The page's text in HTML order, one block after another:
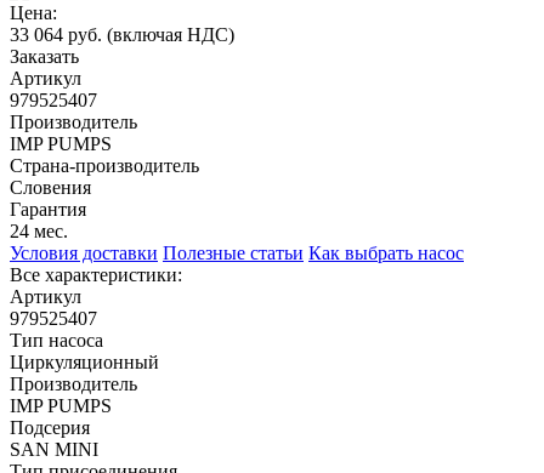
Цена:
33 064 руб. (включая НДС)
Заказать
Артикул
979525407
Производитель
IMP PUMPS
Страна-производитель
Словения
Гарантия
24 мес.
Условия доставки Полезные статьи Как выбрать насос
Все характеристики:
Артикул
979525407
Тип насоса
Циркуляционный
Производитель
IMP PUMPS
Подсерия
SAN MINI